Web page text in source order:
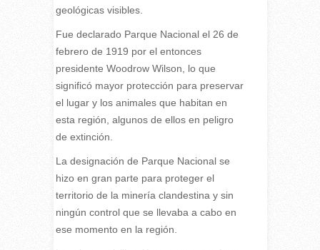
geológicas visibles.
Fue declarado Parque Nacional el 26 de
febrero de 1919 por el entonces
presidente Woodrow Wilson, lo que
significó mayor protección para preservar
el lugar y los animales que habitan en
esta región, algunos de ellos en peligro
de extinción.
La designación de Parque Nacional se
hizo en gran parte para proteger el
territorio de la minería clandestina y sin
ningún control que se llevaba a cabo en
ese momento en la región.